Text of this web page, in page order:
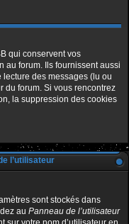
qui conservent vos
au forum. Ils fournissent aussi
des messages (lu ou
du forum. Si vous rencontrez
la suppression des cookies
l’utilisateur
sont stockés dans
au Panneau de l’utilisateur